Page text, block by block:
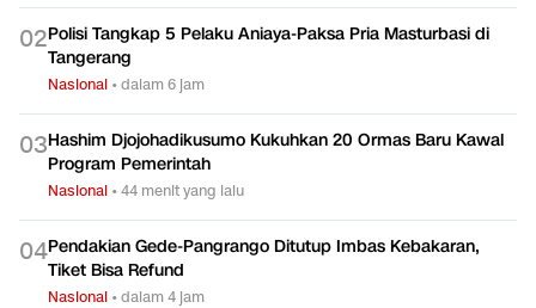
02Polisi Tangkap 5 Pelaku Aniaya-Paksa Pria Masturbasi di
Tangerang
Nasional •dalam 6 jam
03Hashim Djojohadikusumo Kukuhkan 20 Ormas Baru Kawal
Program Pemerintah
Nasional •44 menit yang lalu
04Pendakian Gede-Pangrango Ditutup Imbas Kebakaran,
Tiket Bisa Refund
Nasional •dalam 4 jam